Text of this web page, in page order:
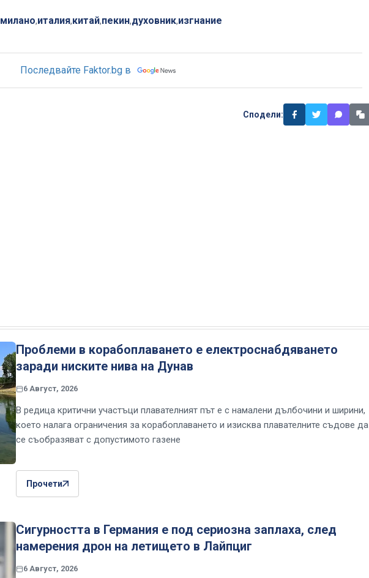
милано,италия,китай,пекин,духовник,изгнание
Последвайте Faktor.bg в
Сподели:
Проблеми в корабоплаването е електроснабдяването
заради ниските нива на Дунав
6 Август, 2026
В редица критични участъци плавателният път е с намалени дълбочини и ширини,
което налага ограничения за корабоплаването и изисква плавателните съдове да
се съобразяват с допустимото газене
Прочети
Сигурността в Германия е под сериозна заплаха, след
намерения дрон на летището в Лайпциг
6 Август, 2026